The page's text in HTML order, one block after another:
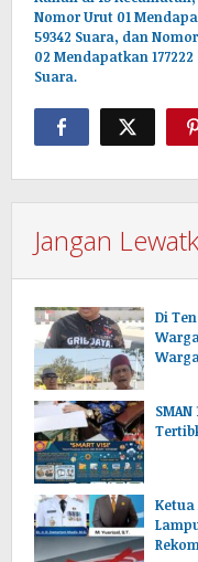
Nomor Urut 01
59342 Suara, dan
02 Mendapatkan 177222
Suara.
Jangan
Di
Ketua